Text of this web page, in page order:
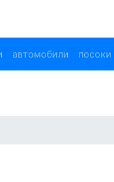
автомобили посоки